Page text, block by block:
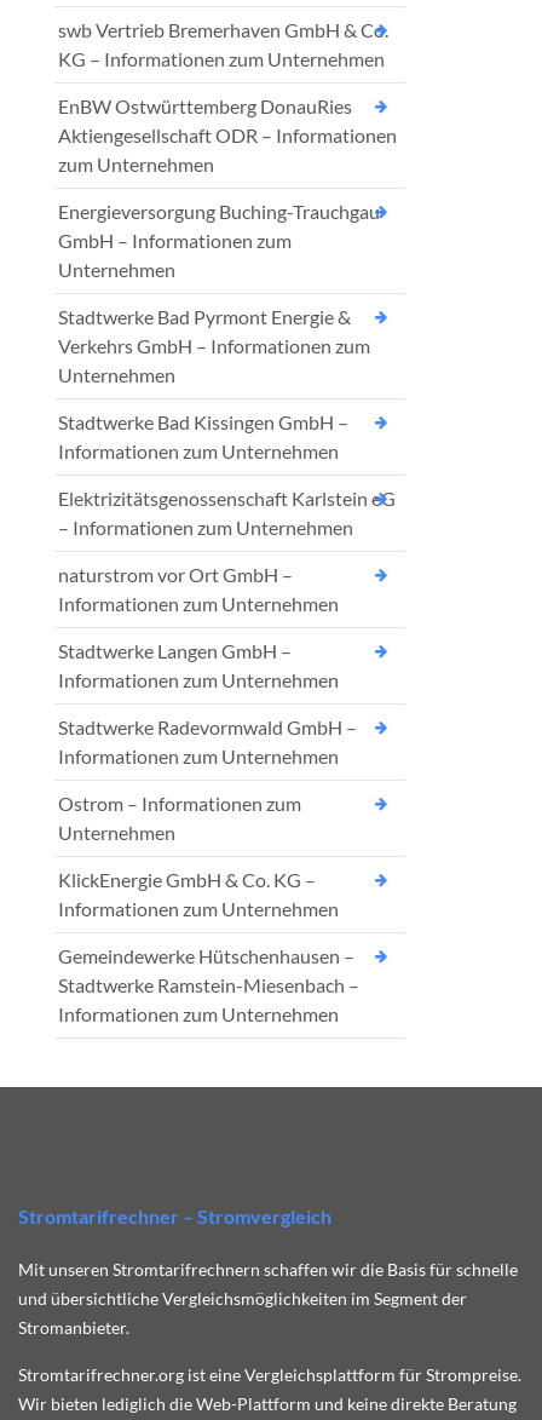
swb Vertrieb Bremerhaven GmbH & Co.
KG – Informationen zum Unternehmen
EnBW Ostwürttemberg DonauRies
Aktiengesellschaft ODR – Informationen
zum Unternehmen
Energieversorgung Buching-Trauchgau
GmbH – Informationen zum
Unternehmen
Stadtwerke Bad Pyrmont Energie &
Verkehrs GmbH – Informationen zum
Unternehmen
Stadtwerke Bad Kissingen GmbH –
Informationen zum Unternehmen
Elektrizitätsgenossenschaft Karlstein eG
– Informationen zum Unternehmen
naturstrom vor Ort GmbH –
Informationen zum Unternehmen
Stadtwerke Langen GmbH –
Informationen zum Unternehmen
Stadtwerke Radevormwald GmbH –
Informationen zum Unternehmen
Ostrom – Informationen zum
Unternehmen
KlickEnergie GmbH & Co. KG –
Informationen zum Unternehmen
Gemeindewerke Hütschenhausen –
Stadtwerke Ramstein-Miesenbach –
Informationen zum Unternehmen
Stromtarifrechner – Stromvergleich
Mit unseren Stromtarifrechnern schaffen wir die Basis für schnelle
und übersichtliche Vergleichsmöglichkeiten im Segment der
Stromanbieter.
Stromtarifrechner.org ist eine Vergleichsplattform für Strompreise.
Wir bieten lediglich die Web-Plattform und keine direkte Beratung